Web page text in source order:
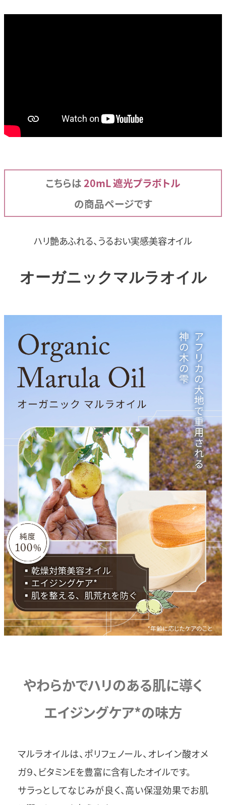
こちらは20mL 遮光プラボトル
の商品ページです
ハリ艶あふれる、うるおい実感美容オイル
オーガニックマルラオイル
やわらかでハリのある肌に導く
エイジングケア*の味方
マルラオイルは、ポリフェノール、オレイン酸オメ
ガ９、ビタミンEを豊富に含有したオイルです。
サラっとしてなじみが良く、高い保湿効果でお肌